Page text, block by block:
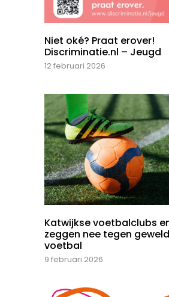
Niet oké? Praat erover!
Discriminatie.nl – Jeugd
12 februari 2026
Katwijkse voetbalclubs
zeggen nee tegen
voetbal
9 februari 2026